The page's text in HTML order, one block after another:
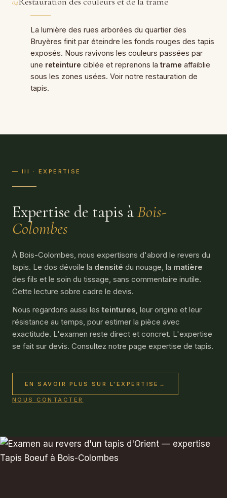
04
La lumière des rues arborées du quartier des
Bruyères finit par éteindre les fonds rouges des tapis
exposés. Nous ravivons les couleurs passées par
une reteinture ciblée et reprenons latrame affaiblie
sous les zones usées. Voir notre restauration de
tapis.
— III · EXPERTISE
Expertise de tapis àBois-
Colombes
À Bois-Colombes, nous expertisons d'abord le revers du
tapis. Le dos dévoile la densité du nouage, la matière
des fils et le soin du tissage, sans commentaire inutile.
Cette lecture sobre cadre le devis.
Nous regardons aussi lesteintures , leur origine et leur
résistance au temps, pour estimer la pièce avec
exactitude. L'examen reste direct et concret. L'expertise
se fait sur devis. Consultez notre page expertise de tapis.
EN SAVOIR PLUS SUR L'EXPERTISE →
NOUS CONTACTER